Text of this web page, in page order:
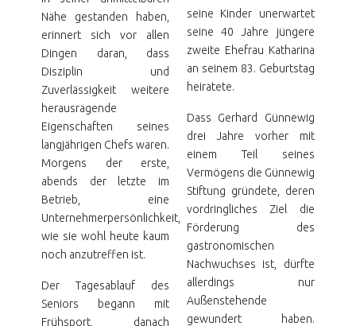
Nähe gestanden haben,
erinnert sich vor allen
Dingen daran, dass
Disziplin und
Zuverlässigkeit weitere
herausragende
Eigenschaften seines
langjährigen Chefs waren.
Morgens der erste,
abends der letzte im
Betrieb, eine
Unternehmerpersönlichkeit,
wie sie wohl heute kaum
noch anzutreffen ist.
Der Tagesablauf des
Seniors begann mit
Frühsport, danach
seine Kinder unerwartet
seine 40 Jahre jüngere
zweite Ehefrau Katharina
an seinem 83. Geburtstag
heiratete.
Dass Gerhard Günnewig
drei Jahre vorher mit
einem Teil seines
Vermögens die Günnewig
Stiftung gründete, deren
vordringliches Ziel die
Förderung des
gastronomischen
Nachwuchses ist, dürfte
allerdings nur
Außenstehende
gewundert haben.